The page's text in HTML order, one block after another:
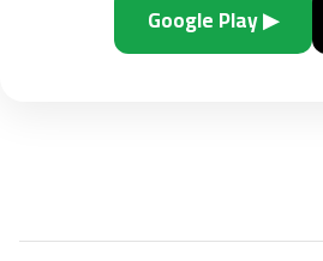
▶ Google Play